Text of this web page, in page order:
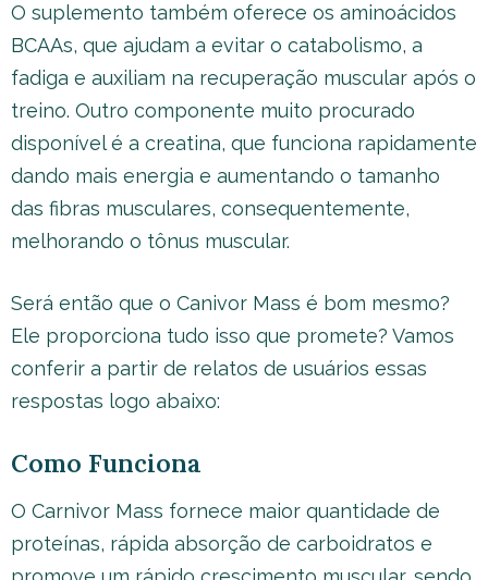
O suplemento também oferece os aminoácidos
BCAAs, que ajudam a evitar o catabolismo, a
fadiga e auxiliam na recuperação muscular após o
treino. Outro componente muito procurado
disponível é a creatina, que funciona rapidamente
dando mais energia e aumentando o tamanho
das fibras musculares, consequentemente,
melhorando o tônus muscular.
Será então que o Canivor Mass é bom mesmo?
Ele proporciona tudo isso que promete? Vamos
conferir a partir de relatos de usuários essas
respostas logo abaixo:
Como Funciona
O Carnivor Mass fornece maior quantidade de
proteínas, rápida absorção de carboidratos e